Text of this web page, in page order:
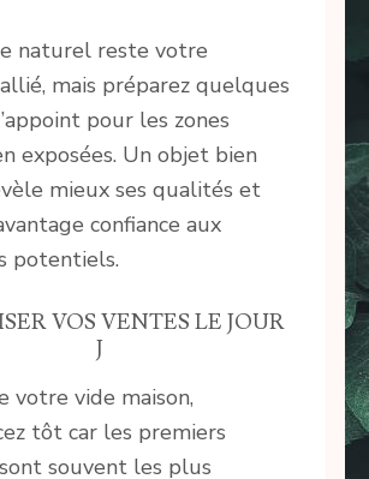
naturel reste votre
mais préparez quelques
pour les zones
exposées. Un objet bien
mieux ses qualités et
confiance aux
potentiels.
VOS VENTES LE JOUR
J
votre vide maison,
tôt car les premiers
souvent les plus